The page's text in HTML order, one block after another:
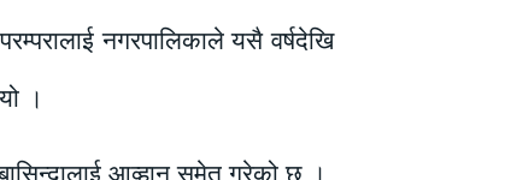
नगरपालिकाले यसै वर्षदेखि
।